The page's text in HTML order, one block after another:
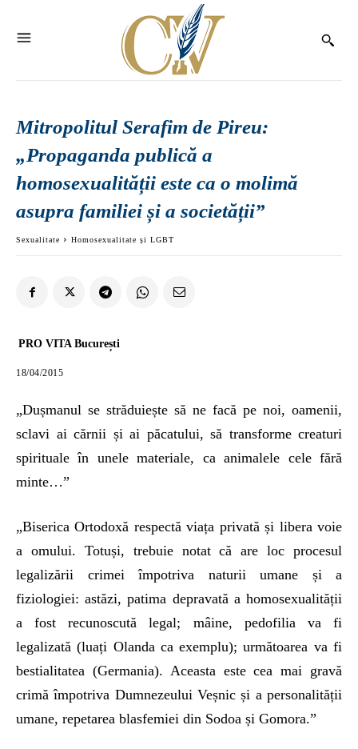
Mitropolitul Serafim de Pireu:
„Propaganda publică a
homosexualității este ca o molimă
asupra familiei și a societății”
Sexualitate Homosexualitate și LGBT
PRO VITA București
18/04/2015
„Dușmanul se străduiește să ne facă pe noi, oamenii,
sclavi ai cărnii și ai păcatului, să transforme creaturi
spirituale în unele materiale, ca animalele cele fără
minte…”
„Biserica Ortodoxă respectă viața privată și libera voie
a omului. Totuși, trebuie notat că are loc procesul
legalizării crimei împotriva naturii umane și a
fiziologiei: astăzi, patima depravată a homosexualității
a fost recunoscută legal; mâine, pedofilia va fi
legalizată (luați Olanda ca exemplu); următoarea va fi
bestialitatea (Germania). Aceasta este cea mai gravă
crimă împotriva Dumnezeului Veșnic și a personalității
umane, repetarea blasfemiei din Sodoa și Gomora.”